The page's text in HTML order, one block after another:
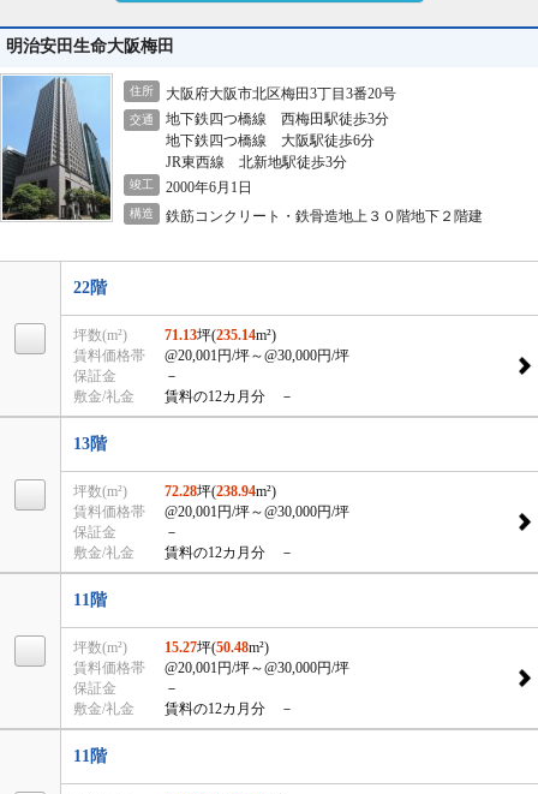
明治安田生命大阪梅田
住所 大阪府大阪市北区梅田3丁目3番20号
交通
地下鉄四つ橋線 西梅田駅徒歩3分
地下鉄四つ橋線 大阪駅徒歩6分
JR東西線 北新地駅徒歩3分
竣工 2000年6月1日
構造 鉄筋コンクリート・鉄骨造地上３０階地下２階建
22階
坪数(m²) 71.13坪(235.14m²)
賃料価格帯
@20,001円/坪～@30,000円/坪
保証金
－
敷金/礼金
賃料の12カ月分 －
13階
坪数(m²) 72.28坪(238.94m²)
賃料価格帯
@20,001円/坪～@30,000円/坪
保証金
－
敷金/礼金
賃料の12カ月分 －
11階
坪数(m²) 15.27坪(50.48m²)
賃料価格帯
@20,001円/坪～@30,000円/坪
保証金
－
敷金/礼金
賃料の12カ月分 －
11階